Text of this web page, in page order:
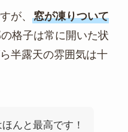
が、 窓が凍りついて
格子は常に開いた状
半露天の雰囲気は十
んと最高です！